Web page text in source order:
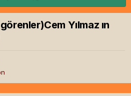
Yılmaz ın